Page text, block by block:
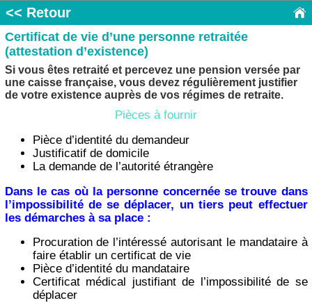
<< Retour
Certificat de vie d’une personne retraitée
(attestation d’existence)
Si vous êtes retraité et percevez une pension versée par
une caisse française, vous devez régulièrement justifier
de votre existence auprès de vos régimes de retraite.
Pièces à fournir
Pièce d’identité du demandeur
Justificatif de domicile
La demande de l’autorité étrangère
Dans le cas où la personne concernée se trouve dans
l’impossibilité de se déplacer, un tiers peut effectuer
les démarches à sa place :
Procuration de l’intéressé autorisant le mandataire à
faire établir un certificat de vie
Pièce d’identité du mandataire
Certificat médical justifiant de l’impossibilité de se
déplacer